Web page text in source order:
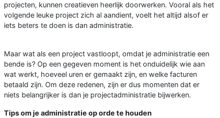
projecten, kunnen creatieven heerlijk doorwerken. Vooral als het
volgende leuke project zich al aandient, voelt het altijd alsof er
iets beters te doen is dan administratie.
Maar wat als een project vastloopt, omdat je administratie een
bende is? Op een gegeven moment is het onduidelijk wie aan
wat werkt, hoeveel uren er gemaakt zijn, en welke facturen
betaald zijn. Om deze redenen, zijn er dus momenten dat er
niets belangrijker is dan je projectadministratie bijwerken.
Tips om je administratie op orde te houden